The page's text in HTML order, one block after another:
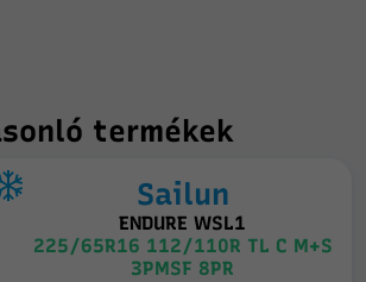
termékek
Sailun
ENDURE WSL1
225/65R16 112/110R TL C M+S
3PMSF 8PR